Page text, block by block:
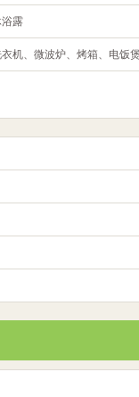
露
机、微波炉、烤箱、电饭